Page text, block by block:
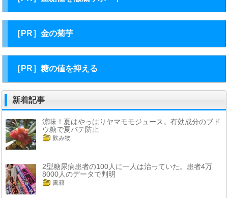
［PR］金の菊芋
［PR］糖の値を抑える
新着記事
涼味！夏はやっぱりヤマモモジュース。有効成分のブド
ウ糖で夏バテ防止
飲み物
2型糖尿病患者の100人に一人は治っていた。患者4万
8000人のデータで判明
書籍